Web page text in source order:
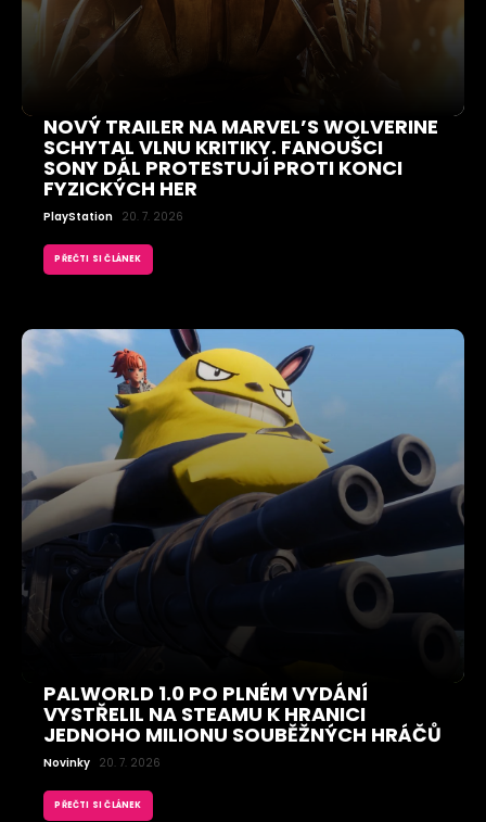
NOVÝ TRAILER NA MARVEL’S WOLVERINE
SCHYTAL VLNU KRITIKY. FANOUŠCI
SONY DÁL PROTESTUJÍ PROTI KONCI
FYZICKÝCH HER
PlayStation 20. 7. 2026
PŘEČTI SI ČLÁNEK
PALWORLD 1.0 PO PLNÉM VYDÁNÍ
VYSTŘELIL NA STEAMU K HRANICI
JEDNOHO MILIONU SOUBĚŽNÝCH HRÁČŮ
Novinky 20. 7. 2026
PŘEČTI SI ČLÁNEK